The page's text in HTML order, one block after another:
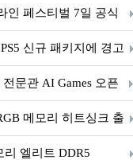
인 페스티벌 7일 공식
신규 패키지에 경고
문관 AI Games 오픈
메모리 히트싱크 출
엘리트 DDR5